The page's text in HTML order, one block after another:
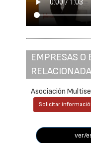
EMPRESAS O
Asociación
Solicitar
ver/